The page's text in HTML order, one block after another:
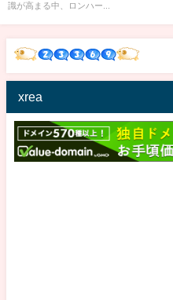
識が高まる中、ロンハー...
xrea